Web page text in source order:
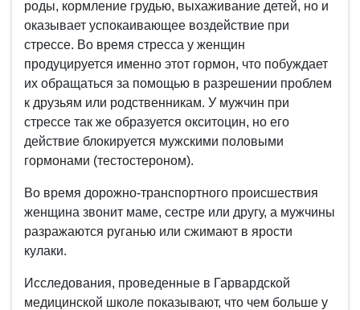
роды, кормление грудью, выхаживание детей, но и
оказывает успокаивающее воздействие при
стрессе. Во время стресса у женщин
продуцируется именно этот гормон, что побуждает
их обращаться за помощью в разрешении проблем
к друзьям или родственникам. У мужчин при
стрессе так же образуется окситоцин, но его
действие блокируется мужскими половыми
гормонами (тестостероном).
Во время дорожно-транспортного происшествия
женщина звонит маме, сестре или другу, а мужчины
разражаются руганью или сжимают в ярости
кулаки.
Исследования, проведенные в Гарвардской
медицинской школе показывают, что чем больше у